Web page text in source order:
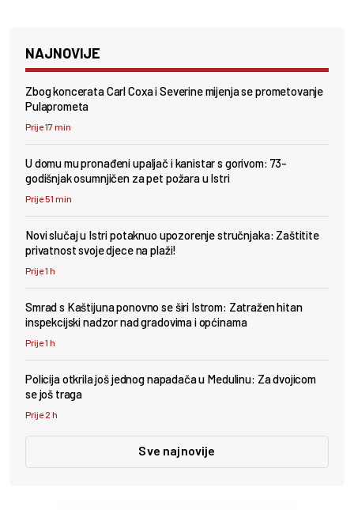
NAJNOVIJE
Zbog koncerata Carl Coxa i Severine mijenja se prometovanje
Pulaprometa
Prije 17 min
U domu mu pronađeni upaljač i kanistar s gorivom: 73-
godišnjak osumnjičen za pet požara u Istri
Prije 51 min
Novi slučaj u Istri potaknuo upozorenje stručnjaka: Zaštitite
privatnost svoje djece na plaži!
Prije 1 h
Smrad s Kaštijuna ponovno se širi Istrom: Zatražen hitan
inspekcijski nadzor nad gradovima i općinama
Prije 1 h
Policija otkrila još jednog napadača u Medulinu: Za dvojicom
se još traga
Prije 2 h
Sve najnovije